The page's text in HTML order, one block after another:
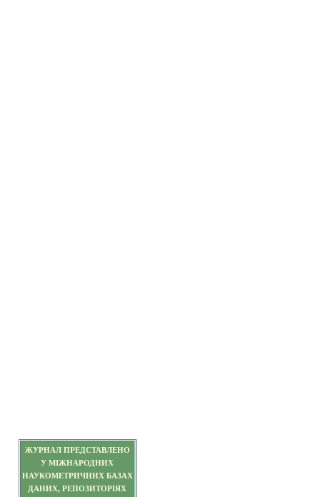
ЖУРНАЛ ПРЕДСТАВЛЕНО
У МІЖНАРОДНИХ
НАУКОМЕТРИЧНИХ БАЗАХ
ДАНИХ, РЕПОЗИТОРІЯХ